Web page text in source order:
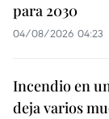
para 2030
04/08/2026 04:23
Incendio en
deja varios